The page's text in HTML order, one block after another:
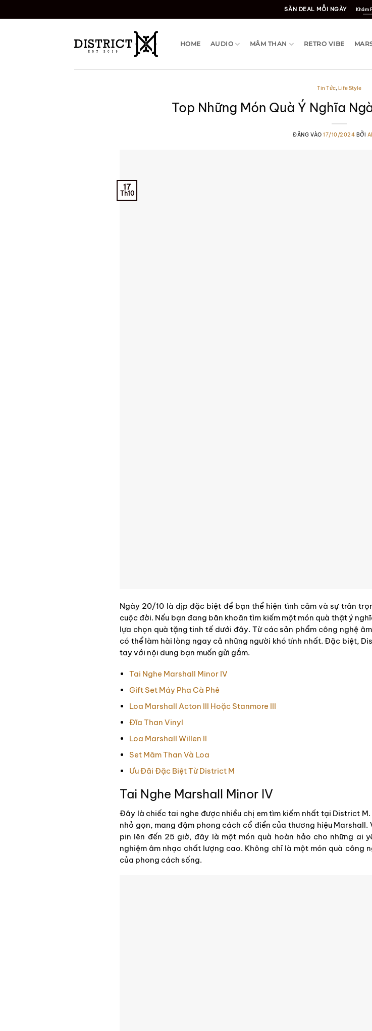
qua
SĂN DEAL MỖI NGÀY Khám
HOME AUDIO MÂM THAN RETRO VIBE
Tin Tức,Life Style
Top Những Món Quà Ý Nghĩa
ĐĂNG VÀO17/10/2024 BỞI
17
Th10
Ngày 20/10 là dịp đặc biệt để bạn thể hiện tình cảm và sự trân
cuộc đời. Nếu bạn đang băn khoăn tìm kiếm một món quà thật ý
lựa chọn quà tặng tinh tế dưới đây. Từ các sản phẩm công nghệ
có thể làm hài lòng ngay cả những người khó tính nhất. Đặc biệt,
tay với nội dung bạn muốn gửi gắm.
Tai Nghe Marshall Minor IV
Gift Set Máy Pha Cà Phê
Loa Marshall Acton III Hoặc Stanmore III
Đĩa Than Vinyl
Loa Marshall Willen II
Set Mâm Than Và Loa
Ưu Đãi Đặc Biệt Từ District M
Tai Nghe Marshall Minor IV
Đây là chiếc tai nghe được nhiều chị em tìm kiếm nhất tại District M.
nhỏ gọn, mang đậm phong cách cổ điển của thương hiệu
pin lên đến 25 giờ, đây là một món quà hoàn hảo cho những ai
nghiệm âm nhạc chất lượng cao. Không chỉ là một món quà công
của phong cách sống.